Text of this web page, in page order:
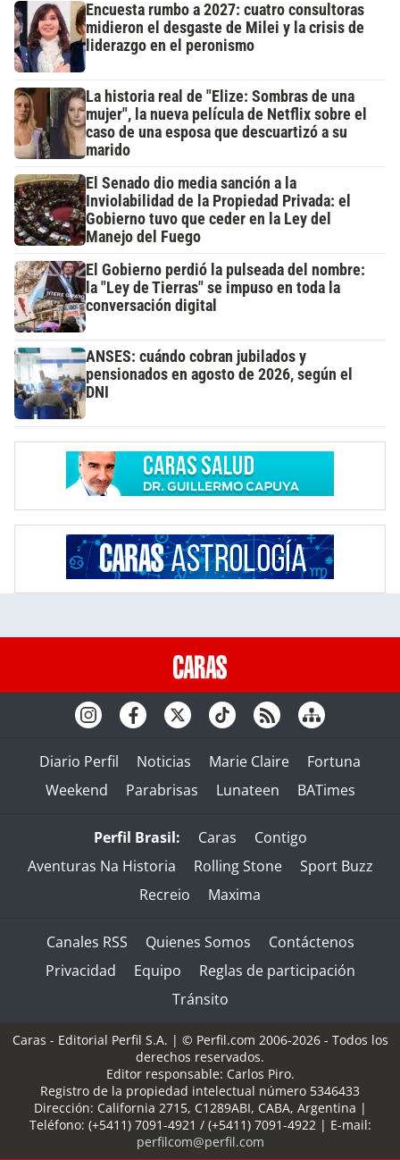
Encuesta rumbo a 2027: cuatro consultoras
midieron el desgaste de Milei y la crisis de
liderazgo en el peronismo
La historia real de "Elize: Sombras de una
mujer", la nueva película de Netflix sobre el
caso de una esposa que descuartizó a su
marido
El Senado dio media sanción a la
Inviolabilidad de la Propiedad Privada: el
Gobierno tuvo que ceder en la Ley del
Manejo del Fuego
El Gobierno perdió la pulseada del nombre:
la "Ley de Tierras" se impuso en toda la
conversación digital
ANSES: cuándo cobran jubilados y
pensionados en agosto de 2026, según el
DNI
Diario Perfil Noticias Marie Claire
Fortuna
Weekend
Parabrisas Lunateen BATimes
Perfil Brasil: Caras
Contigo
Aventuras Na Historia
Rolling Stone
Sport Buzz
Recreio
Maxima
Canales RSS Quienes Somos
Contáctenos
Privacidad
Equipo
Reglas de participación
Tránsito
Caras - Editorial Perfil S.A. | © Perfil.com 2006-2026 - Todos los
derechos reservados.
Editor responsable: Carlos Piro.
Registro de la propiedad intelectual número 5346433
Dirección: California 2715, C1289ABI, CABA, Argentina |
Teléfono: (+5411) 7091-4921 / (+5411) 7091-4922| E-mail:
perfilcom@perfil.com